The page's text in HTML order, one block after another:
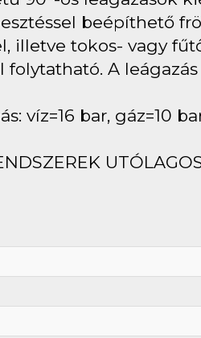
beépíthető
illetve tokos- vagy
folytatható. A
víz=16 bar, gáz=10